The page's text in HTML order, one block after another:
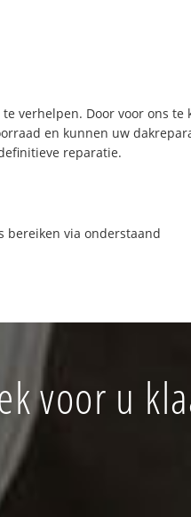
verhelpen. Door voor ons te
en kunnen uw
reparatie.
bereiken via onderstaand
voor u